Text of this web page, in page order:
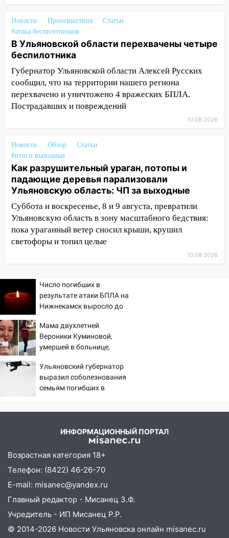
05:00 Боль, скованность и старение
дисков: как повседневные привычки
незаметно разрушают наш позвоночник
03:00 День скрытых ловушек и
внезапных подарков судьбы: гороскоп
на 10 августа
09.08.2026
20:20 Итоги 9 августа в Ульяновской
области: разгул стихии, поиски
человека на Волге и транспортный
коллапс
19:43 Из-за ураганного ветра упали
деревья в парке «Победы»
18:00 Пепелище на Балтийской: в
Заволжье ульяновские спасатели
17:15
Ульяновской области
16:00
В Ульяновске во время шторма на
Волге пропал известный блогер: нужна
помощь в поисках
15:28
Соцсети: на «Ауди» упало дерево
в Новом городе
В Ульяновске выгорела кухня в
многоэтажке
14:18 Гинеколог рассказала о том, с
молодые мамы
13:02 Соцсети: на улице Розы
Люксембург дерево упало на
автомобиль
13:00
«Благоприятный период для
новых начинаний: гороскоп для всех
знаков зодиака на неделю с 10 по 16
августа
Новости Происшествия
Статьи
#атака беспилотников
В Ульяновской области перехвачены четыре
беспилотника
Губернатор Ульяновской области Алексей Русских
сообщил, что на территории нашего региона
перехвачено и уничтожено 4 вражеских БПЛА.
Пострадавших и повреждений
10.08.2026
Новости Обзор
Статьи
#итоги выходных
Как разрушительный ураган, потопы и
падающие деревья парализовали
Ульяновскую область: ЧП за выходные
Суббота и воскресенье, 8 и 9 августа, превратили
Ульяновскую область в зону масштабного бедствия:
пока ураганный ветер сносил крыши, крушил
светофоры и топил целые
10.08.2026
Число погибших в
результате атаки БПЛА на
Нижнекамск выросло до
Мама двухлетней
Вероники Куминовой,
умершей в больнице,
девочку
Ульяновский губернатор
выразил соболезнования
семьям погибших в
ИНФОРМАЦИОННЫЙ ПОРТАЛ
Возрастная категория 18+
Телефон: (8422) 46-26-70
E-mail: misanec@yandex.ru
Главный редактор - Мисанец З.Ф.
Учредитель - ИП Мисанец Р.Р.
© 2014-2026 Новости Ульяновска онлайн misanec.ru